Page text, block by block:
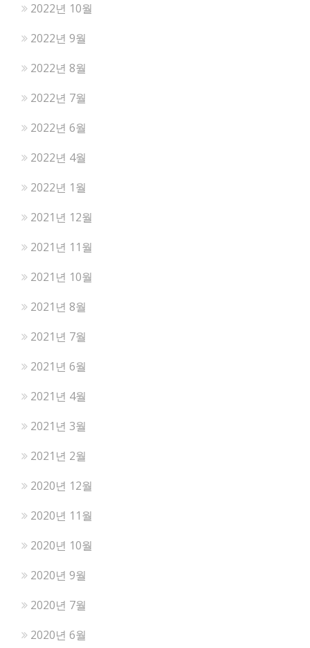
2022년 10월
2022년 9월
2022년 8월
2022년 7월
2022년 6월
2022년 4월
2022년 1월
2021년 12월
2021년 11월
2021년 10월
2021년 8월
2021년 7월
2021년 6월
2021년 4월
2021년 3월
2021년 2월
2020년 12월
2020년 11월
2020년 10월
2020년 9월
2020년 7월
2020년 6월